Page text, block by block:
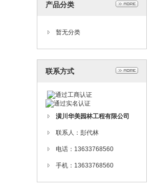
产品分类
暂无分类
联系方式
潢川华美园林工程有限公司
联系人：彭代林
电话：13633768560
手机：13633768560